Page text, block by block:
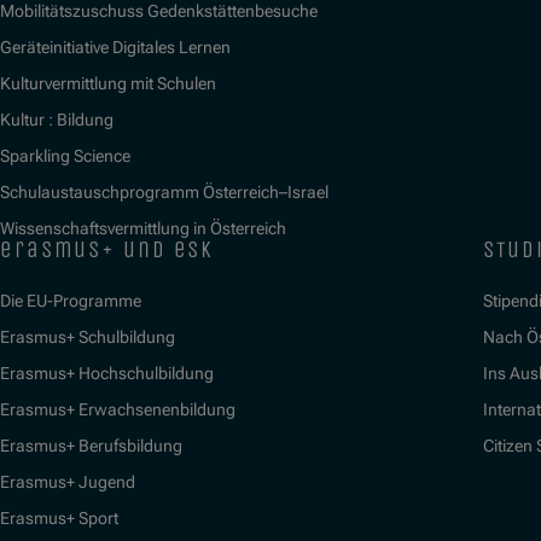
Mobilitätszuschuss Gedenkstättenbesuche
Geräteinitiative Digitales Lernen
Kulturvermittlung mit Schulen
Kultur : Bildung
Sparkling Science
Schulaustauschprogramm Österreich–Israel
Wissenschaftsvermittlung in Österreich
erasmus+ und esk
Die EU-Programme
Erasmus+ Schulbildung
Erasmus+ Hochschulbildung
Erasmus+ Erwachsenenbildung
Erasmus+ Berufsbildung
Erasmus+ Jugend
Erasmus+ Sport
Nach
Ins
Citizen